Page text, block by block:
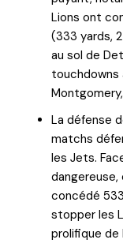
Lions ont
(333 yards,
au sol de
touchdowns
La défense
matchs
les Jets.
concédé
stopper les
prolifique de